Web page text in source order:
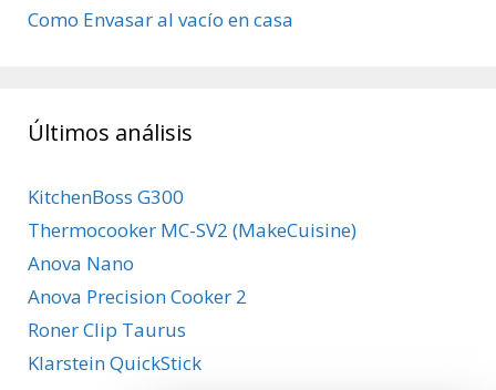
Como Envasar al vacío en casa
Últimos análisis
KitchenBoss G300
Thermocooker MC-SV2 (MakeCuisine)
Anova Nano
Anova Precision Cooker 2
Roner Clip Taurus
Klarstein QuickStick